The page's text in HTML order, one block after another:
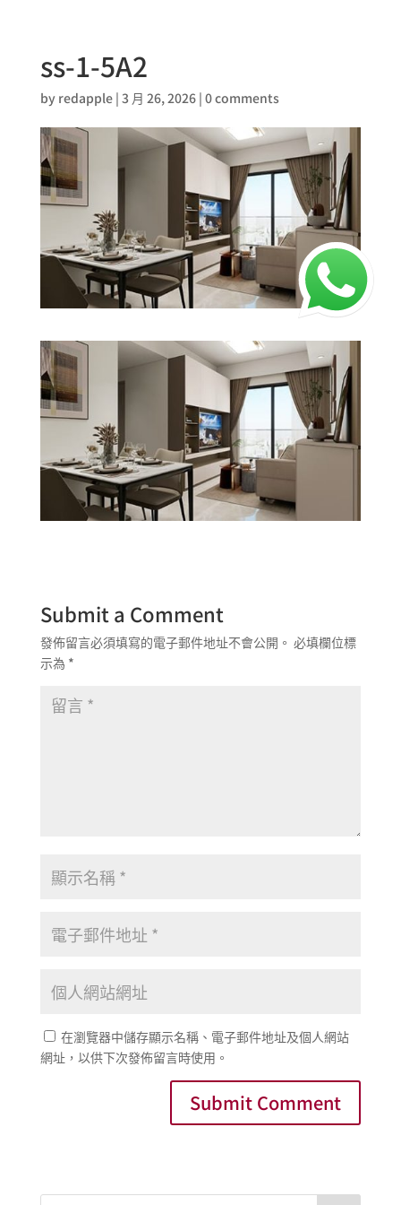
ss-1-5A2
by redapple| 3 月 26, 2026| 0 comments
Submit a Comment
發佈留言必須填寫的電子郵件地址不會公開。 必填欄位標
示為 *
在瀏覽器中儲存顯示名稱、電子郵件地址及個人網站
網址，以供下次發佈留言時使用。